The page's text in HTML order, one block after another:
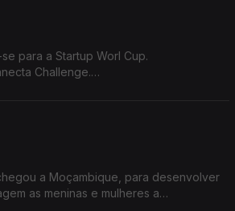
para a Startup Worl Cup.
Challenge.
a Moçambique, para desenvolver
as meninas e mulheres a